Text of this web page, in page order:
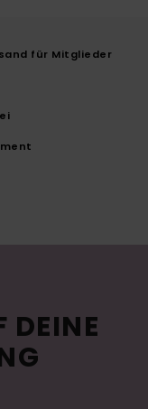
für Mitglieder
DEINE